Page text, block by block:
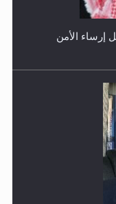
مكتبة مدينة
رأيٌ في لغة المسيح الموعود عليه السلام ..«3» نظرة في